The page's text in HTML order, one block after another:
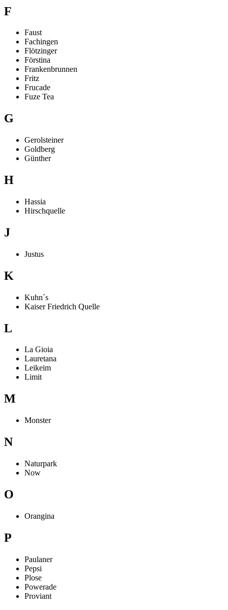
F
Faust
Fachingen
Flötzinger
Förstina
Frankenbrunnen
Fritz
Frucade
Fuze Tea
G
Gerolsteiner
Goldberg
Günther
H
Hassia
Hirschquelle
J
Justus
K
Kuhn´s
Kaiser Friedrich Quelle
L
La Gioia
Lauretana
Leikeim
Limit
M
Monster
N
Naturpark
Now
O
Orangina
P
Paulaner
Pepsi
Plose
Powerade
Proviant